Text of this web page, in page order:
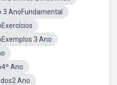
3 AnoFundamental
3 Ano
Ano
Ano